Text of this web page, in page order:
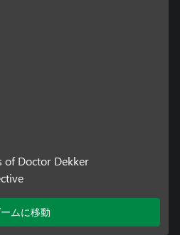
of Doctor Dekker
ムに移動